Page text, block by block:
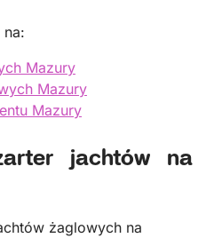
Mazury
Mazury
Mazury
jachtów na
żaglowych na